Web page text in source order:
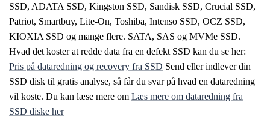
SSD, ADATA SSD, Kingston SSD, Sandisk SSD, Crucial SSD,
Patriot, Smartbuy, Lite-On, Toshiba, Intenso SSD, OCZ SSD,
KIOXIA SSD og mange flere. SATA, SAS og MVMe SSD.
Hvad det koster at redde data fra en defekt SSD kan du se her:
Pris på dataredning og recovery fra SSD Send eller indlever din
SSD disk til gratis analyse, så får du svar på hvad en dataredning
vil koste. Du kan læse mere om Læs mere om dataredning fra
SSD diske her